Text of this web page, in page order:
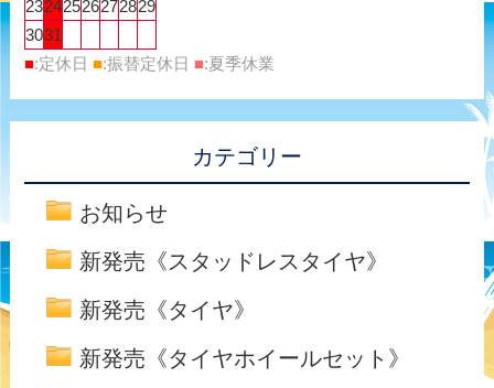
23242526272829
3031
■:定休日 ■:振替定休日 ■:夏季休業
カテゴリー
お知らせ
新発売《スタッドレスタイヤ》
新発売《タイヤ》
新発売《タイヤホイールセット》